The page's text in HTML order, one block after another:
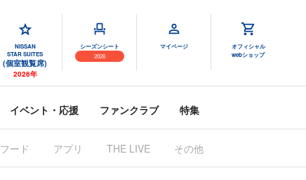
NISSAN
STAR SUITES
(個室観覧席)
2026年
シーズンシート
2026
マイページ
オフィシャル
webショップ
イベント・応援 ファンクラブ 特集
フード アプリ THE LIVE その他